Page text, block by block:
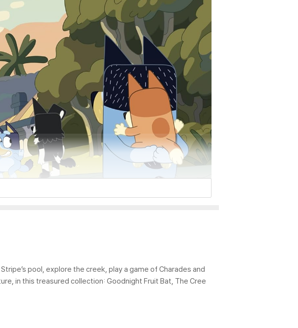
pool, explore the creek, play a game of Charades and
in this treasured collection: Goodnight Fruit Bat, The Cree